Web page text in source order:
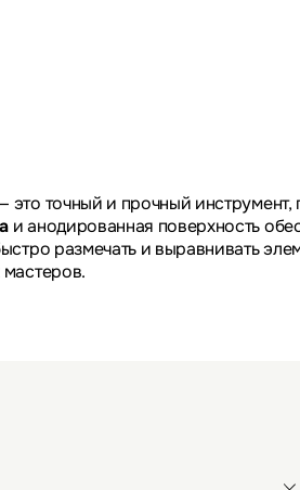
точный и прочный
и анодированная поверхность
размечать и выравнивать